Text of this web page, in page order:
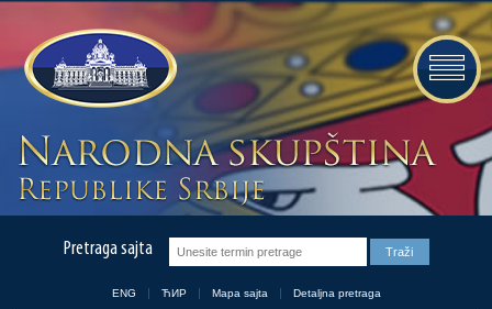
Pretraga sajta
ENG ЋИР Mapa sajta Detaljna pretraga